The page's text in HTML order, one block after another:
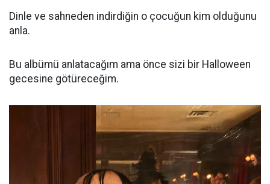
Dinle ve sahneden indirdiğin o çocuğun kim olduğunu
anla.
Bu albümü anlatacağım ama önce sizi bir Halloween
gecesine götüreceğim.